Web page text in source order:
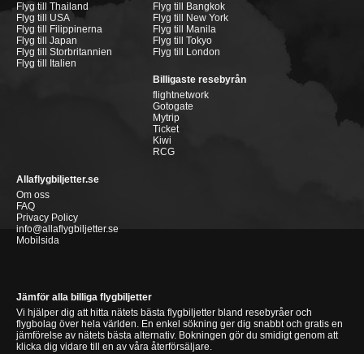
Flyg till Thailand
Flyg till USA
Flyg till Filippinerna
Flyg till Japan
Flyg till Storbritannien
Flyg till Italien
Flyg till Bangkok
Flyg till New York
Flyg till Manila
Flyg till Tokyo
Flyg till London
Billigaste resebyrån
flightnetwork
Gotogate
Mytrip
Ticket
Kiwi
RCG
Allaflygbiljetter.se
Om oss
FAQ
Privacy Policy
info@allaflygbiljetter.se
Mobilsida
Jämför alla billiga flygbiljetter
Vi hjälper dig att hitta nätets bästa flygbiljetter bland resebyråer och
flygbolag över hela världen. En enkel sökning ger dig snabbt och gratis en
jämförelse av nätets bästa alternativ. Bokningen gör du smidigt genom att
klicka dig vidare till en av våra återförsäljare.